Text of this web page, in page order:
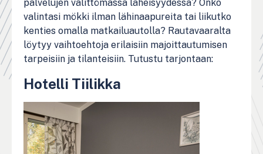
palvelujen välittömässä läheisyydessä? Onko
valintasi mökki ilman lähinaapureita tai liikutko
kenties omalla matkailuautolla? Rautavaaralta
löytyy vaihtoehtoja erilaisiin majoittautumisen
tarpeisiin ja tilanteisiin. Tutustu tarjontaan:
Hotelli Tiilikka